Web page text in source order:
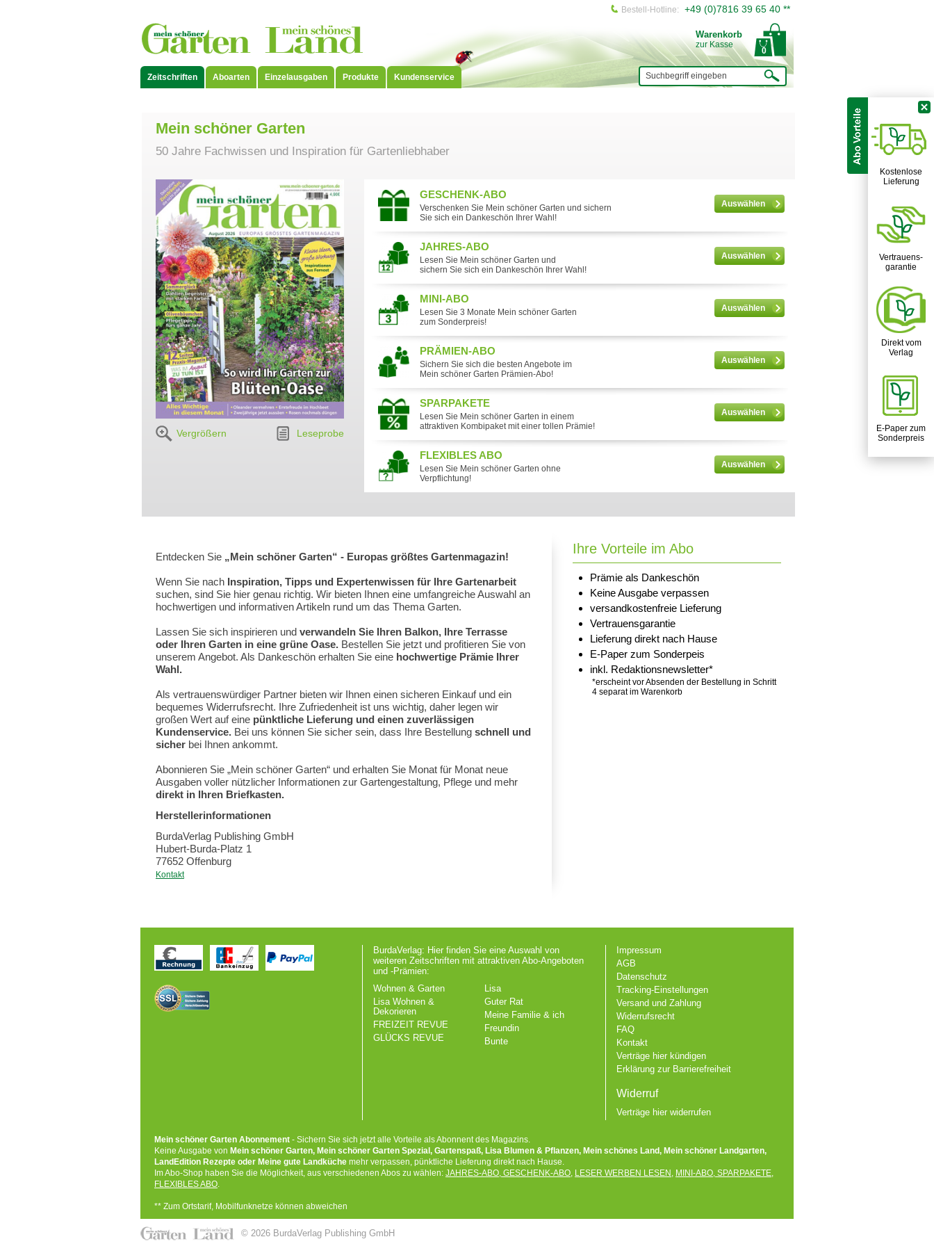
Bestell-Hotline: +49 (0)7816 39 65 40 **
Zeitschriften Aboarten Einzelausgaben Produkte Kundenservice
Warenkorb
zur Kasse
0
Suchbegriff eingeben
Mein schöner Garten
50 Jahre Fachwissen und Inspiration für Gartenliebhaber
Vergrößern Leseprobe
GESCHENK-ABO
Verschenken Sie Mein schöner Garten und sichern
Sie sich ein Dankeschön Ihrer Wahl!
Auswählen
JAHRES-ABO
Lesen Sie Mein schöner Garten und
sichern Sie sich ein Dankeschön Ihrer Wahl!
Auswählen
MINI-ABO
Lesen Sie 3 Monate Mein schöner Garten
zum Sonderpreis!
Auswählen
PRÄMIEN-ABO
Sichern Sie sich die besten Angebote im
Mein schöner Garten Prämien-Abo!
Auswählen
SPARPAKETE
Lesen Sie Mein schöner Garten in einem
attraktiven Kombipaket mit einer tollen Prämie!
Auswählen
FLEXIBLES ABO
Lesen Sie Mein schöner Garten ohne
Verpflichtung!
Auswählen
Entdecken Sie „Mein schöner Garten“ - Europas größtes Gartenmagazin!
Wenn Sie nach Inspiration, Tipps und Expertenwissen für Ihre Gartenarbeit
suchen, sind Sie hier genau richtig. Wir bieten Ihnen eine umfangreiche Auswahl an
hochwertigen und informativen Artikeln rund um das Thema Garten.
Lassen Sie sich inspirieren und verwandeln Sie Ihren Balkon, Ihre Terrasse
oder Ihren Garten in eine grüne Oase. Bestellen Sie jetzt und profitieren Sie von
unserem Angebot. Als Dankeschön erhalten Sie eine hochwertige Prämie Ihrer
Wahl.
Als vertrauenswürdiger Partner bieten wir Ihnen einen sicheren Einkauf und ein
bequemes Widerrufsrecht. Ihre Zufriedenheit ist uns wichtig, daher legen wir
großen Wert auf eine pünktliche Lieferung und einen zuverlässigen
Kundenservice. Bei uns können Sie sicher sein, dass Ihre Bestellung schnell und
sicher bei Ihnen ankommt.
Abonnieren Sie „Mein schöner Garten“ und erhalten Sie Monat für Monat neue
Ausgaben voller nützlicher Informationen zur Gartengestaltung, Pflege und mehr
direkt in Ihren Briefkasten.
Herstellerinformationen
BurdaVerlag Publishing GmbH
Hubert-Burda-Platz 1
77652 Offenburg
Kontakt
Ihre Vorteile im Abo
Prämie als Dankeschön
Keine Ausgabe verpassen
versandkostenfreie Lieferung
Vertrauensgarantie
Lieferung direkt nach Hause
E-Paper zum Sonderpeis
inkl. Redaktionsnewsletter*
*erscheint vor Absenden der Bestellung in Schritt
4 separat im Warenkorb
BurdaVerlag: Hier finden Sie eine Auswahl von
weiteren Zeitschriften mit attraktiven Abo-Angeboten
und -Prämien:
Wohnen & Garten
Lisa Wohnen &
Dekorieren
FREIZEIT REVUE
GLÜCKS REVUE
Lisa
Guter Rat
Meine Familie & ich
Freundin
Bunte
Impressum
AGB
Datenschutz
Tracking-Einstellungen
Versand und Zahlung
Widerrufsrecht
FAQ
Kontakt
Verträge hier kündigen
Erklärung zur Barrierefreiheit
Widerruf
Verträge hier widerrufen
Mein schöner Garten Abonnement - Sichern Sie sich jetzt alle Vorteile als Abonnent des Magazins.
Keine Ausgabe von Mein schöner Garten, Mein schöner Garten Spezial, Gartenspaß, Lisa Blumen & Pflanzen, Mein schönes Land, Mein schöner Landgarten,
LandEdition Rezepte oder Meine gute Landküche mehr verpassen, pünktliche Lieferung direkt nach Hause.
Im Abo-Shop haben Sie die Möglichkeit, aus verschiedenen Abos zu wählen: JAHRES-ABO, GESCHENK-ABO, LESER WERBEN LESEN , MINI-ABO, SPARPAKETE,
FLEXIBLES ABO.
** Zum Ortstarif, Mobilfunknetze können abweichen
© 2026 BurdaVerlag Publishing GmbH
Kostenlose
Lieferung
Vertrauens-
garantie
Direkt vom
Verlag
E-Paper zum
Sonderpreis